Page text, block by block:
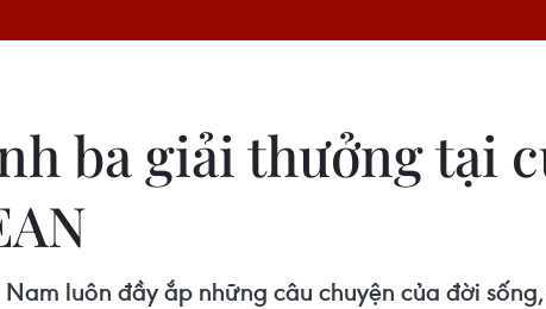
ba giải thưởng tại
Nam luôn đầy ắp những câu chuyện của đời